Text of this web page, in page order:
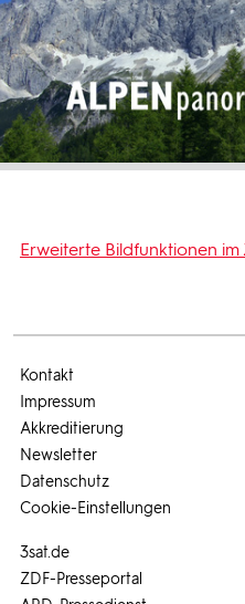
Erweiterte Bildfunktionen im
3sat.de
ZDF-Presseportal
Kontakt
Impressum
Akkreditierung
Newsletter
Datenschutz
Cookie-Einstellungen